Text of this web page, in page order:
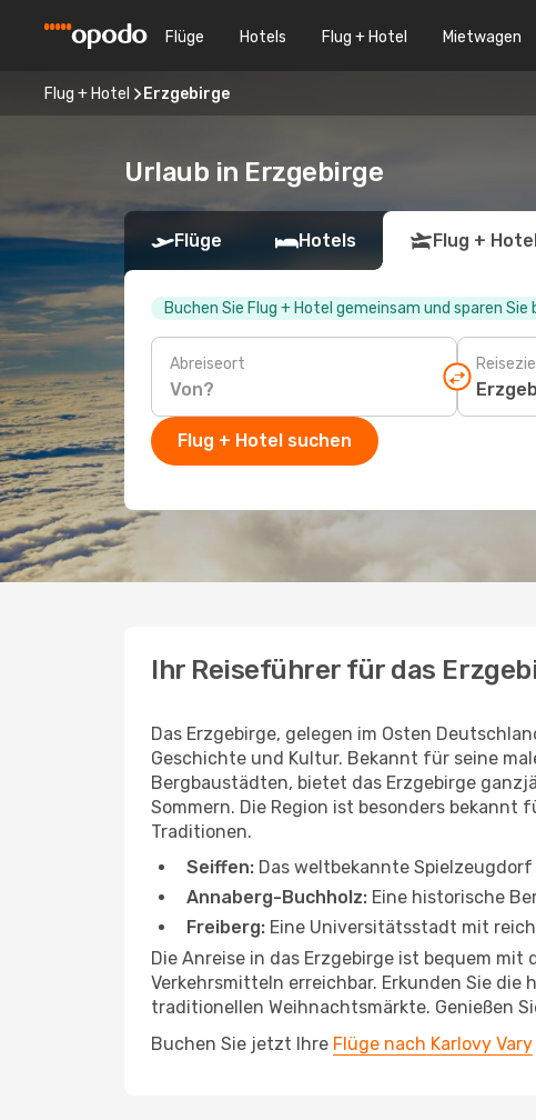
Flüge Hotels Flug + Hotel Mietwagen
Flug + Hotel Erzgebirge
Urlaub in Erzgebirge
Flüge Hotels Flug +
Buchen Sie Flug + Hotel gemeinsam und sparen Sie
Abreiseort Reiseziel
Flug + Hotel suchen
Ihr Reiseführer für das
Das Erzgebirge, gelegen im Osten
Geschichte und Kultur. Bekannt für seine
Bergbaustädten, bietet das Erzgebirge
Sommern. Die Region ist besonders
Traditionen.
Seiffen: Das weltbekannte
Annaberg-Buchholz: Eine historische
Freiberg: Eine Universitätsstadt mit
Die Anreise in das Erzgebirge ist bequem
Verkehrsmitteln erreichbar. Erkunden Sie die
traditionellen Weihnachtsmärkte. Genießen
Buchen Sie jetzt Ihre Flüge nach Karlovy Vary